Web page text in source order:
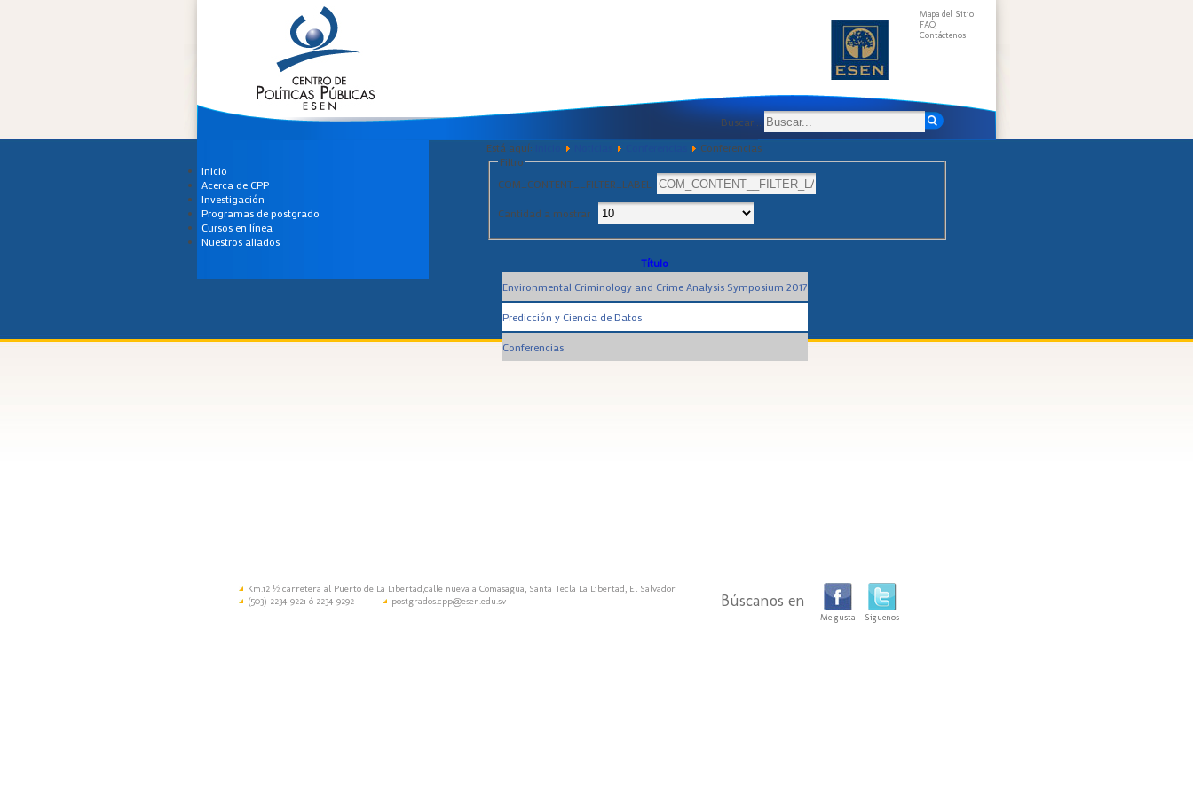
Mapa del Sitio
FAQ
Contáctenos
Buscar...
Inicio
Acerca de CPP
Investigación
Programas de postgrado
Cursos en línea
Nuestros aliados
Está aquí:
Conferencias
Filtro
COM_CONTENT__FILTER_LABEL
Cantidad a mostrar
Título
Environmental Criminology and Crime Analysis Symposium 2017
Predicción y Ciencia de Datos
Conferencias
Km.12 ½ carretera al Puerto de La Libertad,calle nueva a Comasagua, Santa Tecla La Libertad, El Salvador
(503) 2234-9221 ó 2234-9292
postgrados.cpp@esen.edu.sv Búscanos en
Me gusta Siguenos